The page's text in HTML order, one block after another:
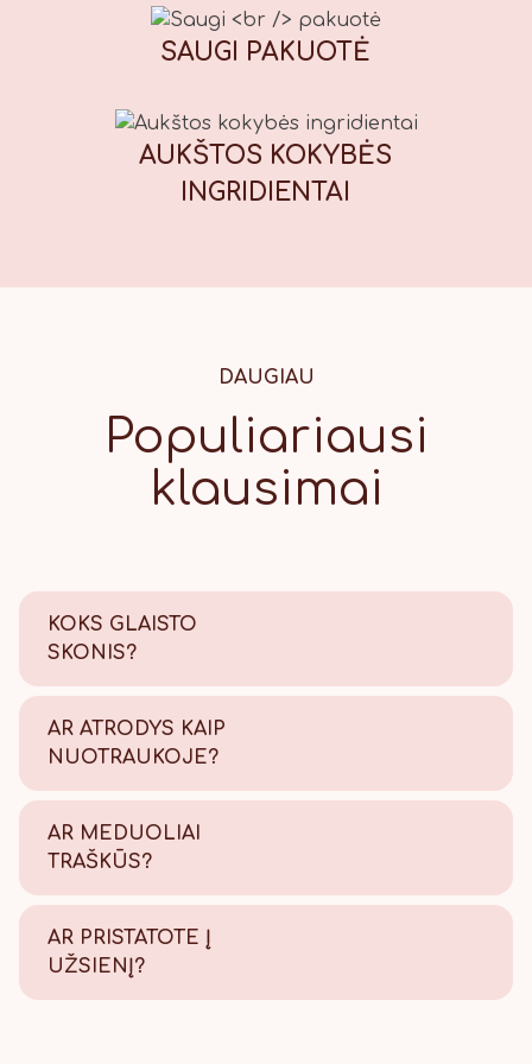
(juoda). *Gali neigiamai paveikti
vaikų dėmesį ir aktyvumą. Maistinė
kurių sočiųjų riebalų rūgščių: 1,7 g,
angliavandeniai: 71 g, iš kurių
cukrų: 56 g, baltymai: 7,8 g, druska:
SAUGI PAKUOTĖ
AUKŠTOS KOKYBĖS
INGRIDIENTAI
DAUGIAU
Populiariausi
klausimai
KOKS GLAISTO
SKONIS?
Saldus su šiek tiek citrinos
AR ATRODYS KAIP
NUOTRAUKOJE?
Tikrai taip! Viską atliekame
užtikriname kokybę.
AR MEDUOLIAI
TRAŠKŪS?
Tikrai traškūs - nes švieži!
AR PRISTATOTE Į
UŽSIENĮ?
Taip, pristatome, Lietuvos